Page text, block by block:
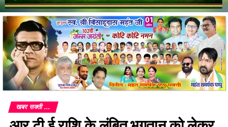
खबर सक्ती ...